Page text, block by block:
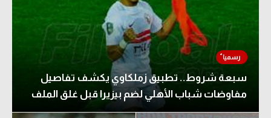
سبعة شروط.. تطبيق زملكاوي يكشف تفاصيل
مفاوضات شباب الأهلي لضم بيزيرا قبل غلق الملف